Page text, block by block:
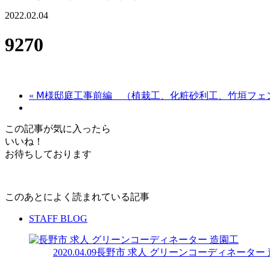
2022.02.04
9270
« Ⅿ様邸庭工事前編 （植栽工、化粧砂利工、竹垣フェ
この記事が気に入ったら
いいね！
お待ちしております
このあとによく読まれている記事
STAFF BLOG
2020.04.09長野市 求人 グリーンコーディネーター